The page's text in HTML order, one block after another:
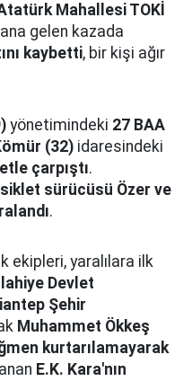
Mahallesi TOKİ
gelen kazada
kaybetti, bir kişi ağır
yönetimindeki 27 BAA
(32) idaresindeki
çarpıştı.
sürücüsü Özer ve
.
ekipleri, yaralılara ilk
Devlet
Şehir
Muhammet Ökkeş
kurtarılamayarak
E.K. Kara'nın